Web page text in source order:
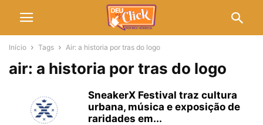
Início Tags Air: a historia por tras do logo
air: a historia por tras do logo
SneakerX Festival traz cultura
urbana, música e exposição de
raridades em...